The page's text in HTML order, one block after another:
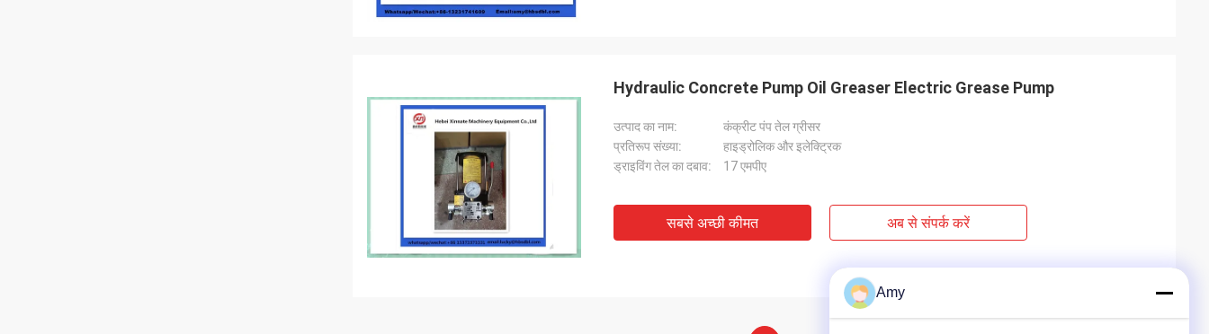
Hydraulic Concrete Pump Oil Greaser Electric Grease Pump
उत्पाद का नाम:
कंक्रीट पंप तेल ग्रीसर
प्रतिरूप संख्या:
हाइड्रोलिक और इलेक्ट्रिक
ड्राइविंग तेल का दबाव:
17 एमपीए
सबसे अच्छी कीमत अब से संपर्क करें
Amy